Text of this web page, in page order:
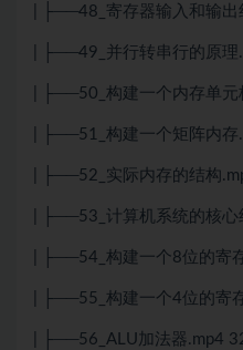
| ├──48_寄存器输入和输
| ├──49_并行转串行的原
| ├──50_构建一个内存单
| ├──51_构建一个矩阵内
| ├──52_实际内存的结构
| ├──53_计算机系统的核
| ├──54_构建一个8位的寄
| ├──55_构建一个4位的寄
| ├──56_ALU加法器.mp4